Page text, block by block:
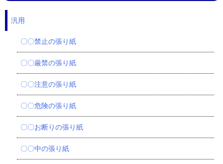
汎用
〇〇禁止の張り紙
〇〇厳禁の張り紙
〇〇注意の張り紙
〇〇危険の張り紙
〇〇お断りの張り紙
〇〇中の張り紙